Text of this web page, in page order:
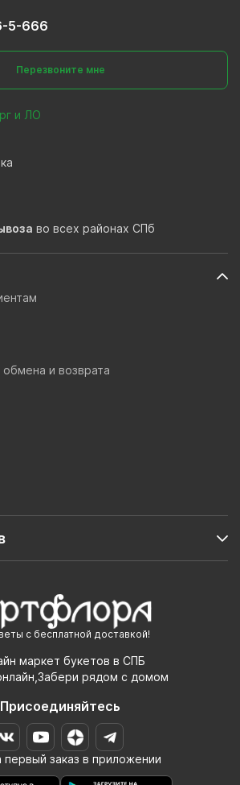
с бесплатной доставкой!
маркет букетов в СПБ
рядом с домом
Присоединяйтесь
первый заказ в приложении
обмена и возврата
5-666
Перезвоните мне
и ЛО
во всех районах СПб